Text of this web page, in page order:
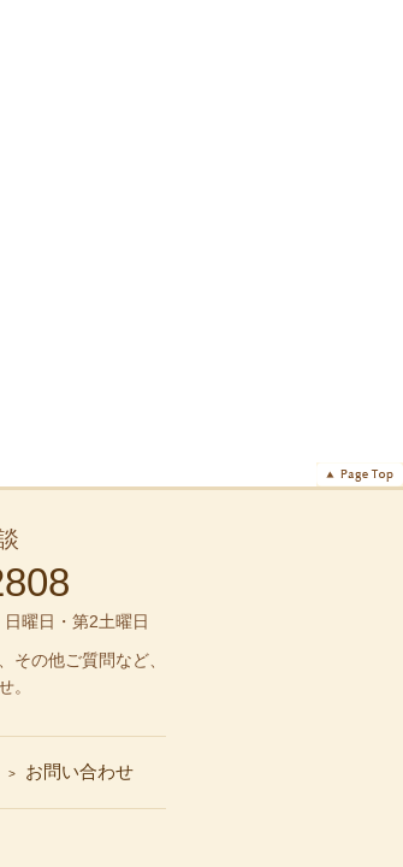
曜日・第2土曜日
その他ご質問など、
。
お問い合わせ